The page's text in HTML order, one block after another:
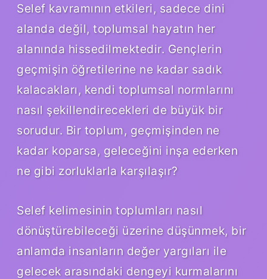
Selef kavramının etkileri, sadece dini
alanda değil, toplumsal hayatın her
alanında hissedilmektedir. Gençlerin
geçmişin öğretilerine ne kadar sadık
kalacakları, kendi toplumsal normlarını
nasıl şekillendirecekleri de büyük bir
sorudur. Bir toplum, geçmişinden ne
kadar koparsa, geleceğini inşa ederken
ne gibi zorluklarla karşılaşır?
Selef kelimesinin toplumları nasıl
dönüştürebileceği üzerine düşünmek, bir
anlamda insanların değer yargıları ile
gelecek arasındaki dengeyi kurmalarını